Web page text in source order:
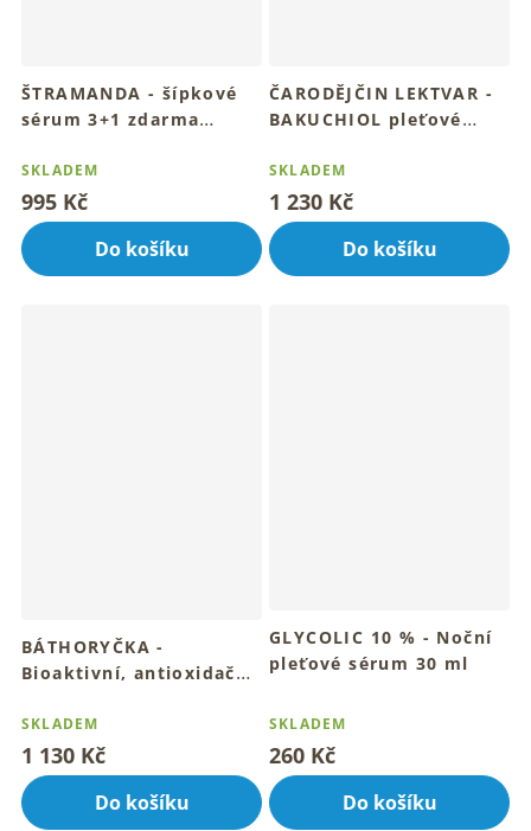
ŠTRAMANDA - šípkové
sérum 3+1 zdarma
SKLADEM
995 Kč
Do košíku
ČARODĚJČIN LEKTVAR -
BAKUCHIOL pleťové
4x15 ml
SKLADEM
1 230 Kč
Do košíku
BÁTHORYČKA -
Bioaktivní, antioxidační,
sérum 3+1 zdarma 4x15
ml
SKLADEM
1 130 Kč
Do košíku
GLYCOLIC 10 % - Noční
pleťové sérum 30 ml
hodnocení
produktu
je
5,0
z
SKLADEM
260 Kč
Do košíku